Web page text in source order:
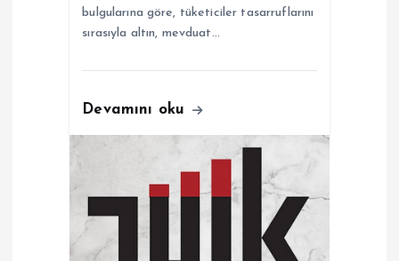
bulgularına göre, tüketiciler tasarruflarını
sırasıyla altın, mevduat…
Devamını oku